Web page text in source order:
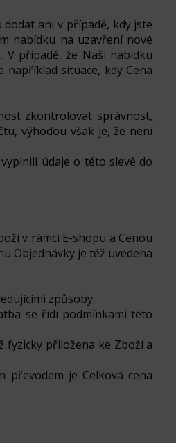
dodat ani v případě, kdy jste
nabídku na uzavření nové
V případě, že Naši nabídku
situace, kdy Cena
zkontrolovat správnost,
výhodou však je, že není
údaje o této slevě do
v rámci E-shopu a Cenou
Objednávky je též uvedena
způsoby:
se řídí podmínkami této
fyzicky přiložena ke Zboží a
převodem je Celková cena